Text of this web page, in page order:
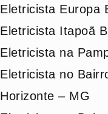
Eletricista Europa
Eletricista Itapoã
Eletricista na
Eletricista no
Horizonte – MG